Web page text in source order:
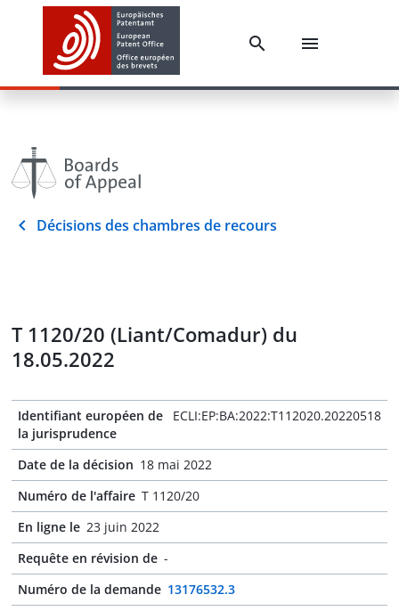
Décisions des chambres de recours
T 1120/20 (Liant/Comadur) du
18.05.2022
Identifiant européen de
la jurisprudence
ECLI:EP:BA:2022:T112020.20220518
Date de la décision 18 mai 2022
Numéro de l'affaire T 1120/20
En ligne le 23 juin 2022
Requête en révision de -
Numéro de la demande 13176532.3